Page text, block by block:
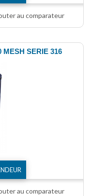
au comparateur
MESH SERIE 316
au comparateur